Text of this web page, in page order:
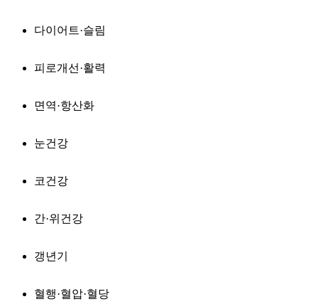
다이어트·슬림
피로개선·활력
면역·항산화
눈건강
코건강
간·위건강
갱년기
혈행·혈압·혈당